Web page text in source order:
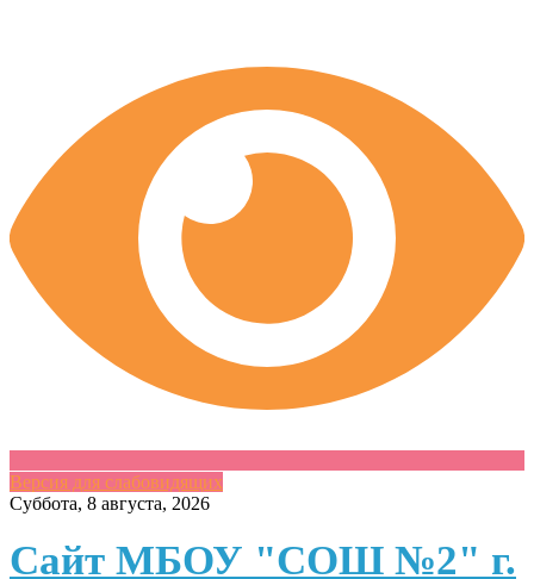
Версия для слабовидящих
Skip
content
Суббота, 8 августа, 2026
Сайт МБОУ "СОШ №2" г.